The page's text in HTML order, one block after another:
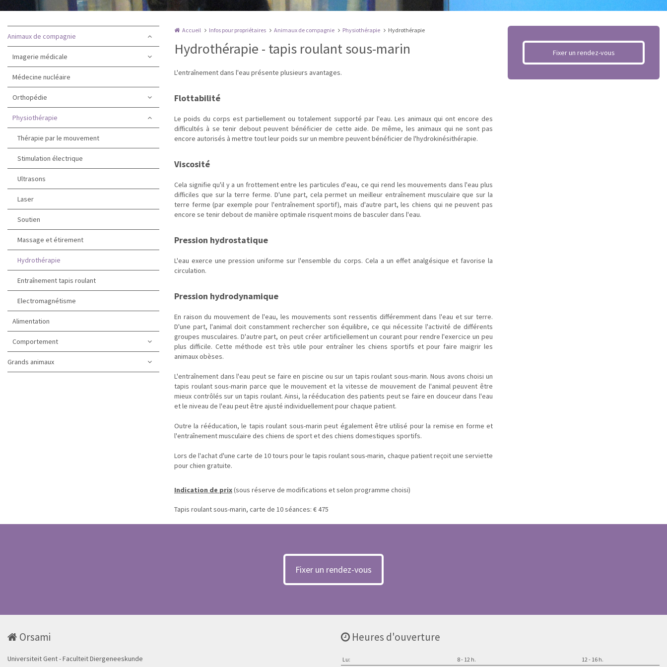
Animaux de compagnie
Imagerie médicale
Médecine nucléaire
Orthopédie
Physiothérapie
Thérapie par le mouvement
Stimulation électrique
Ultrasons
Laser
Soutien
Massage et étirement
Hydrothérapie
Entraînement tapis roulant
Electromagnétisme
Alimentation
Comportement
Grands animaux
Accueil Infos pour propriétaires Animaux de compagnie Physiothérapie Hydrothérapie
Hydrothérapie - tapis roulant sous-marin
L'entraînement dans l'eau présente plusieurs avantages.
Flottabilité
Le poids du corps est partiellement ou totalement supporté par l'eau. Les animaux qui ont encore des
difficultés à se tenir debout peuvent bénéficier de cette aide. De même, les animaux qui ne sont pas
encore autorisés à mettre tout leur poids sur un membre peuvent bénéficier de l'hydrokinésithérapie.
Viscosité
Cela signifie qu'il y a un frottement entre les particules d'eau, ce qui rend les mouvements dans l'eau plus
difficiles que sur la terre ferme. D'une part, cela permet un meilleur entraînement musculaire que sur la
terre ferme (par exemple pour l'entraînement sportif), mais d'autre part, les chiens qui ne peuvent pas
encore se tenir debout de manière optimale risquent moins de basculer dans l'eau.
Pression hydrostatique
L'eau exerce une pression uniforme sur l'ensemble du corps. Cela a un effet analgésique et favorise la
circulation.
Pression hydrodynamique
En raison du mouvement de l'eau, les mouvements sont ressentis différemment dans l'eau et sur terre.
D'une part, l'animal doit constamment rechercher son équilibre, ce qui nécessite l'activité de différents
groupes musculaires. D'autre part, on peut créer artificiellement un courant pour rendre l'exercice un peu
plus difficile. Cette méthode est très utile pour entraîner les chiens sportifs et pour faire maigrir les
animaux obèses.
L'entraînement dans l'eau peut se faire en piscine ou sur un tapis roulant sous-marin. Nous avons choisi un
tapis roulant sous-marin parce que le mouvement et la vitesse de mouvement de l'animal peuvent être
mieux contrôlés sur un tapis roulant. Ainsi, la rééducation des patients peut se faire en douceur dans l'eau
et le niveau de l'eau peut être ajusté individuellement pour chaque patient.
Outre la rééducation, le tapis roulant sous-marin peut également être utilisé pour la remise en forme et
l'entraînement musculaire des chiens de sport et des chiens domestiques sportifs.
Lors de l'achat d'une carte de 10 tours pour le tapis roulant sous-marin, chaque patient reçoit une serviette
pour chien gratuite.
Indication de prix(sous réserve de modifications et selon programme choisi)
Tapis roulant sous-marin, carte de 10 séances: € 475
Fixer un rendez-vous
Fixer un rendez-vous
Orsami
Universiteit Gent - Faculteit Diergeneeskunde
Heures d'ouverture
Lu: 8 - 12 h. 12 - 16 h.